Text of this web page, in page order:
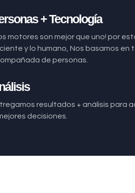
+ Tecnología
motores son mejor que uno! por
y lo humano, Nos basamos en
de personas.
resultados + análisis para
decisiones.